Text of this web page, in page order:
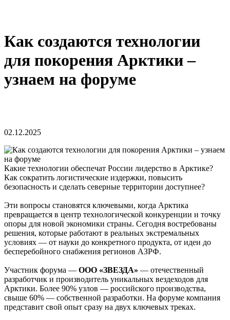
Как создаются технологии
для покорения Арктики –
узнаем на форуме
02.12.2025
Какие технологии обеспечат России лидерство в Арктике?
Как сократить логистические издержки, повысить
безопасность и сделать северные территории доступнее?
Эти вопросы становятся ключевыми, когда Арктика
превращается в центр технологической конкуренции и точку
опоры для новой экономики страны. Сегодня востребованы
решения, которые работают в реальных экстремальных
условиях — от науки до конкретного продукта, от идеи до
бесперебойного снабжения регионов АЗРФ.
Участник форума — ООО «ЗВЕЗДА» — отечественный
разработчик и производитель уникальных вездеходов для
Арктики. Более 90% узлов — российского производства,
свыше 60% — собственной разработки. На форуме компания
представит свой опыт сразу на двух ключевых треках.